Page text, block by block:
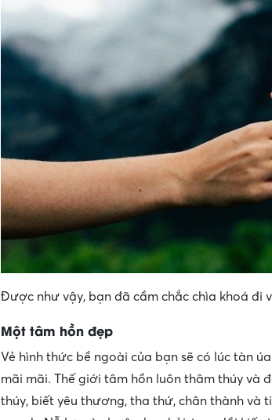
Được như vậy, bạn đã cầm chắc chìa khoá đi
Một tâm hồn đẹp
Vẻ hình thức bề ngoài của bạn sẽ có lúc tàn
mãi mãi. Thế giới tâm hồn luôn thâm thúy và
thúy, biết yêu thương, tha thứ, chân thành và